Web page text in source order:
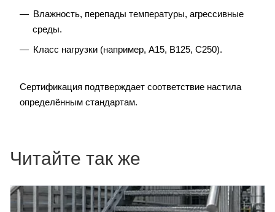
Влажность, перепады температуры, агрессивные
среды.
Класс нагрузки (например, A15, B125, C250).
Сертификация подтверждает соответствие настила
определённым стандартам.
Читайте так же